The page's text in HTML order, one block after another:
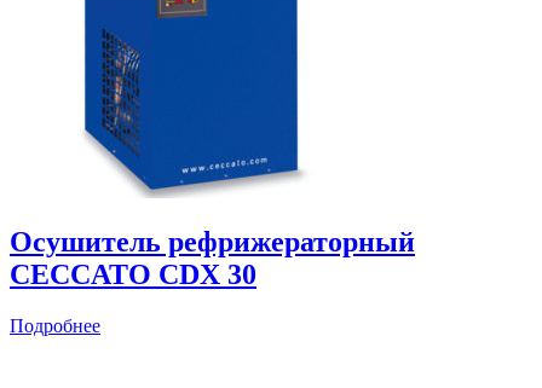
Осушитель рефрижераторный
CECCATO CDX 30
Подробнее